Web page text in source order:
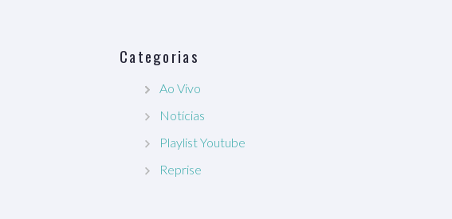
Categorias
Ao Vivo
Notícias
Playlist Youtube
Reprise